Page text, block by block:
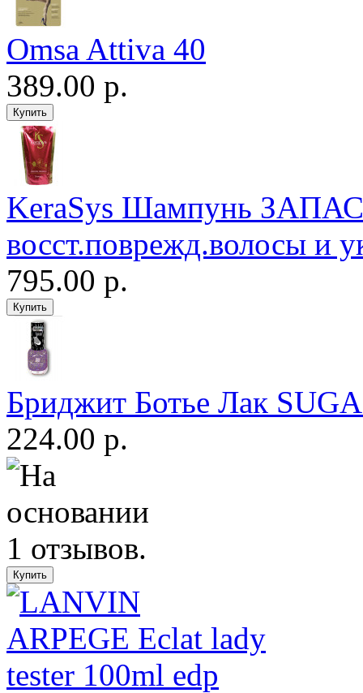
Omsa Attiva 40
389.00 р.
KeraSys Шампунь
восст.поврежд.волосы и
795.00 р.
Бриджит Ботье Лак
224.00 р.